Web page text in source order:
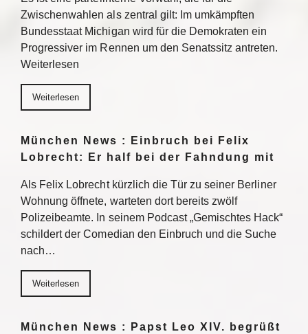
Zwischenwahlen als zentral gilt: Im umkämpften
Bundesstaat Michigan wird für die Demokraten ein
Progressiver im Rennen um den Senatssitz antreten.
Weiterlesen
Weiterlesen
München News : Einbruch bei Felix
Lobrecht: Er half bei der Fahndung mit
Als Felix Lobrecht kürzlich die Tür zu seiner Berliner
Wohnung öffnete, warteten dort bereits zwölf
Polizeibeamte. In seinem Podcast „Gemischtes Hack“
schildert der Comedian den Einbruch und die Suche
nach…
Weiterlesen
München News : Papst Leo XIV. begrüßt